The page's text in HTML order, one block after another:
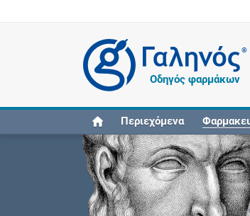
®
Οδηγός φαρμάκων
Περιεχόμενα